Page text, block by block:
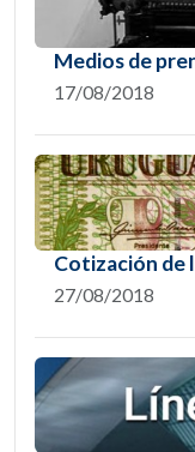
Medios de
17/08/2018
Cotización de
27/08/2018